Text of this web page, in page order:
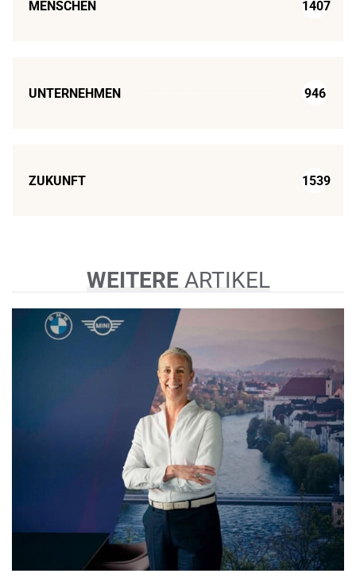
MENSCHEN 1407
UNTERNEHMEN 946
ZUKUNFT 1539
WEITEREARTIKEL